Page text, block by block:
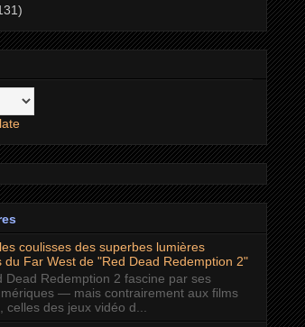
coulisses des superbes lumières
du Far West de "Red Dead Redemption 2"
Dead Redemption 2 fascine par ses
— mais contrairement aux films
celles des jeux vidéo d...